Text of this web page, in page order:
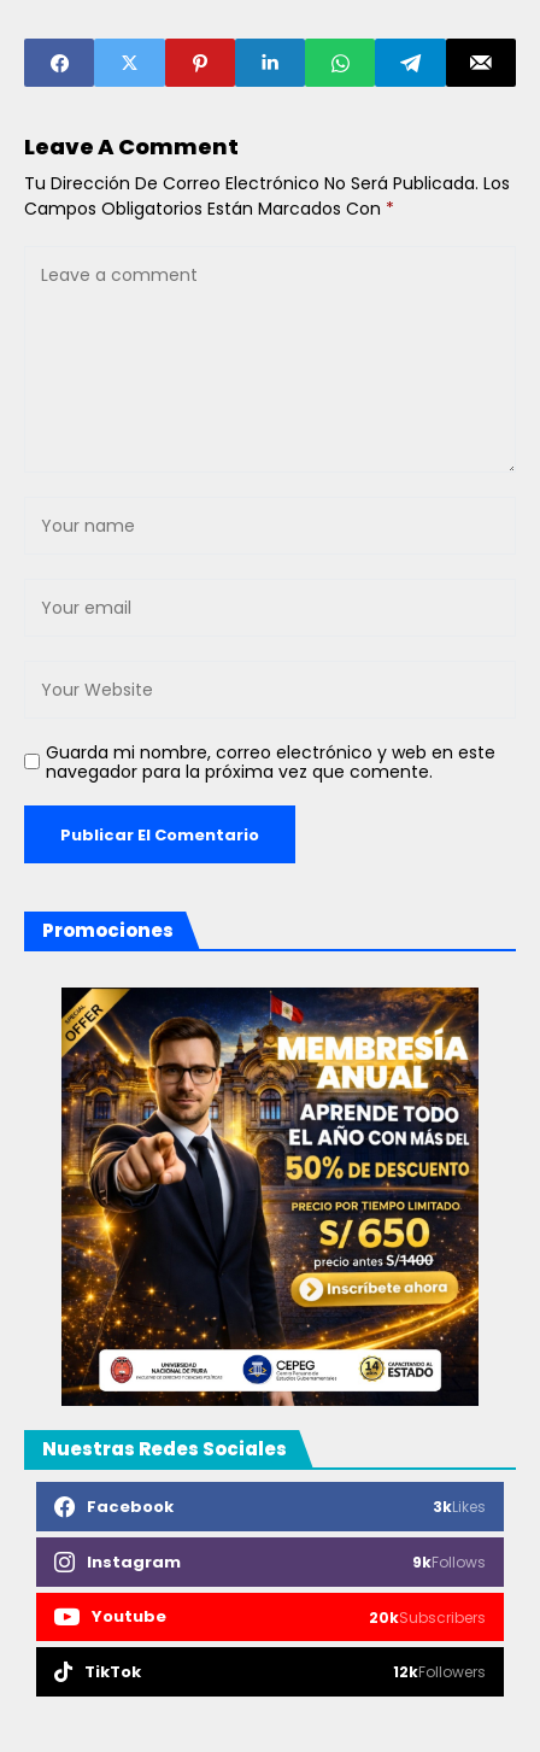
ABRIL DE 2026
Peruano: MEF
Recibe
Opiniones
Leave A Comment
Tu Dirección De Correo Electrónico No Será Publicada. Los
Campos Obligatorios Están Marcados Con *
Guarda mi nombre, correo electrónico y web en este
navegador para la próxima vez que comente.
Promociones
Nuestras Redes Sociales
Facebook 3kLikes
Instagram 9kFollows
Youtube 20kSubscribers
TikTok 12kFollowers